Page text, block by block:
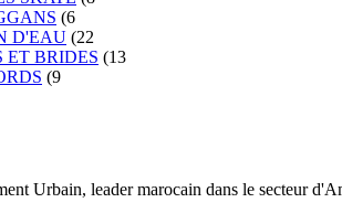
(6
D'EAU (22
ET BRIDES (13
(9
Urbain, leader marocain dans le secteur